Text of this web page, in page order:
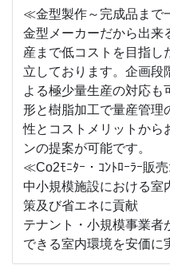
≪金型製作～完成品まで
金型メーカーだから出来
産まで低コストを目指し
立しております。企画段
よる極少量生産の対応も
形と樹脂加工で量産管理
性とコストメリットから
ンの提案が可能です。
≪Co2ﾓﾆﾀｰ・ｺﾝﾄﾛｰﾗｰ販
中小規模施設における室
策及び省エネに貢献
テナント・小規模事業者
できる室内環境を安価に